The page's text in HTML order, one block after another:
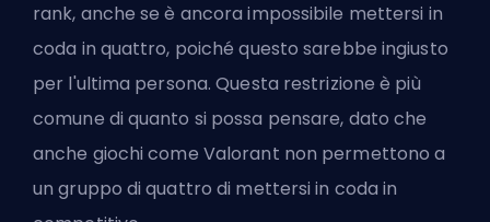
rank, anche se è ancora impossibile mettersi in
coda in quattro, poiché questo sarebbe ingiusto
per l'ultima persona. Questa restrizione è più
comune di quanto si possa pensare, dato che
anche giochi come Valorant non permettono a
un gruppo di quattro di mettersi in coda in